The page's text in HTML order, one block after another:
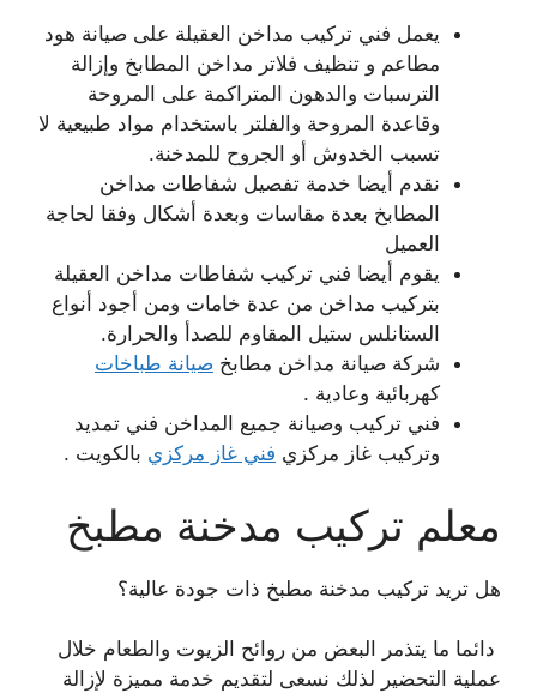
يعمل فني تركيب مداخن العقيلة على صيانة هود
مطاعم و تنظيف فلاتر مداخن المطابخ وإزالة
الترسبات والدهون المتراكمة على المروحة
وقاعدة المروحة والفلتر باستخدام مواد طبيعية لا
تسبب الخدوش أو الجروح للمدخنة.
نقدم أيضا خدمة تفصيل شفاطات مداخن
المطابخ بعدة مقاسات وبعدة أشكال وفقا لحاجة
العميل
يقوم أيضا فني تركيب شفاطات مداخن العقيلة
بتركيب مداخن من عدة خامات ومن أجود أنواع
الستانلس ستيل المقاوم للصدأ والحرارة.
شركة صيانة مداخن مطابخ صيانة طباخات
كهربائية وعادية .
فني تركيب وصيانة جميع المداخن فني تمديد
وتركيب غاز مركزي فني غاز مركزي بالكويت .
معلم تركيب مدخنة مطبخ
هل تريد تركيب مدخنة مطبخ ذات جودة عالية؟
دائما ما يتذمر البعض من روائح الزيوت والطعام خلال
عملية التحضير لذلك نسعى لتقديم خدمة مميزة لإزالة